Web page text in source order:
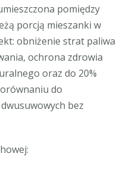
pomiędzy
porcją mieszanki w
obniżenie strat paliwa
ochrona zdrowia
oraz do 20%
do
bez